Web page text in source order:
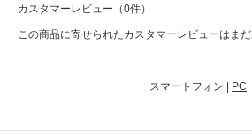
カスタマーレビュー（0件）
この商品に寄せられたカスタマーレビューはまだ
スマートフォン |
PC